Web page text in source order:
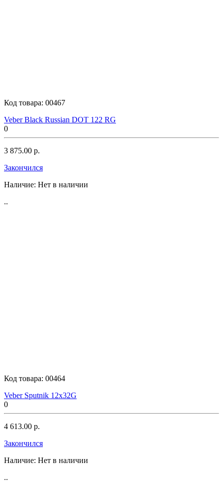
Код товара: 00467
Veber Black Russian DOT 122 RG
0
3 875.00 р.
Закончился
Наличие: Нет в наличии
..
Код товара: 00464
Veber Sputnik 12x32G
0
4 613.00 р.
Закончился
Наличие: Нет в наличии
..